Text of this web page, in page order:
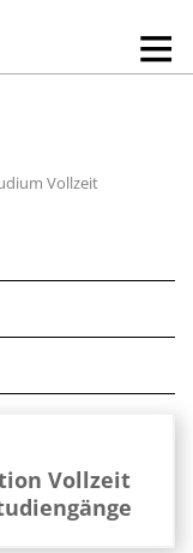
Vollzeit
Vollzeit